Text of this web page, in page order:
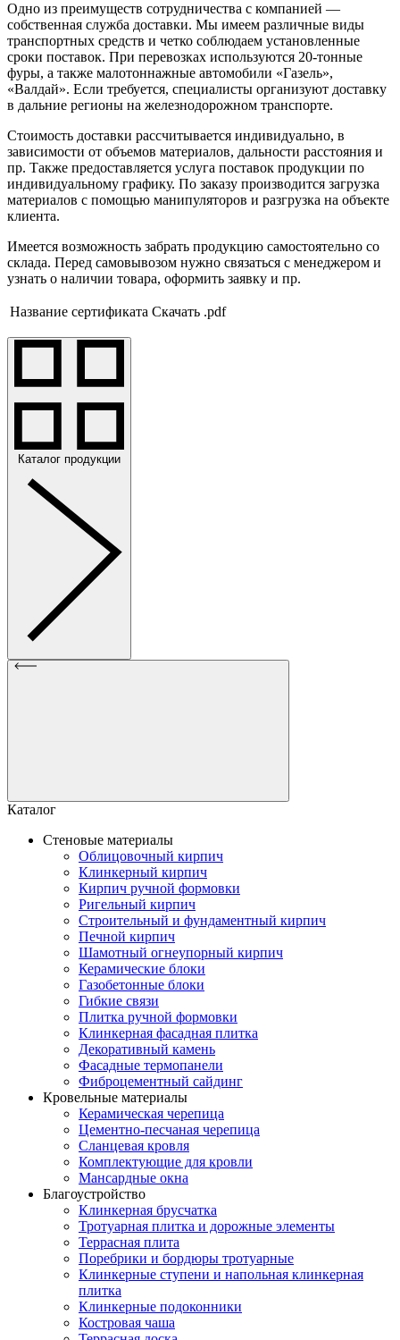
Одно из преимуществ сотрудничества с компанией —
собственная служба доставки. Мы имеем различные виды
транспортных средств и четко соблюдаем установленные
сроки поставок. При перевозках используются 20-тонные
фуры, а также малотоннажные автомобили «Газель»,
«Валдай». Если требуется, специалисты организуют доставку
в дальние регионы на железнодорожном транспорте.
Стоимость доставки рассчитывается индивидуально, в
зависимости от объемов материалов, дальности расстояния и
пр. Также предоставляется услуга поставок продукции по
индивидуальному графику. По заказу производится загрузка
материалов с помощью манипуляторов и разгрузка на объекте
клиента.
Имеется возможность забрать продукцию самостоятельно со
склада. Перед самовывозом нужно связаться с менеджером и
узнать о наличии товара, оформить заявку и пр.
Название сертификата Скачать .pdf
Каталог продукции
Каталог
Стеновые материалы
Облицовочный кирпич
Клинкерный кирпич
Кирпич ручной формовки
Ригельный кирпич
Строительный и фундаментный кирпич
Печной кирпич
Шамотный огнеупорный кирпич
Керамические блоки
Газобетонные блоки
Гибкие связи
Плитка ручной формовки
Клинкерная фасадная плитка
Декоративный камень
Фасадные термопанели
Фиброцементный сайдинг
Кровельные материалы
Керамическая черепица
Цементно-песчаная черепица
Сланцевая кровля
Комплектующие для кровли
Мансардные окна
Благоустройство
Клинкерная брусчатка
Тротуарная плитка и дорожные элементы
Террасная плита
Поребрики и бордюры тротуарные
Клинкерные ступени и напольная клинкерная
плитка
Клинкерные подоконники
Костровая чаша